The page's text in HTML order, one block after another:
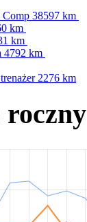
Comp 38597 km
km
km
4792 km
2276 km
roczny